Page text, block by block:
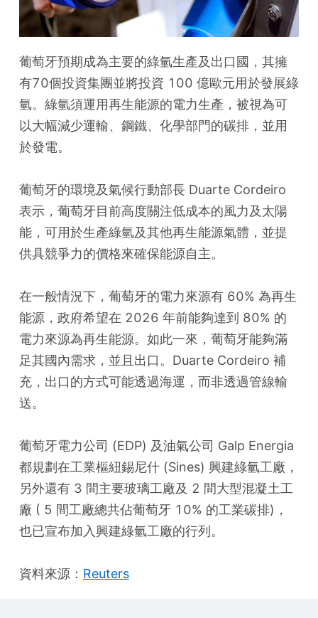
葡萄牙預期成為主要的綠氫生產及出口國，其擁
有70個投資集團並將投資 100 億歐元用於發展綠
氫。綠氫須運用再生能源的電力生產，被視為可
以大幅減少運輸、鋼鐵、化學部門的碳排，並用
於發電。
葡萄牙的環境及氣候行動部長 Duarte Cordeiro
表示，葡萄牙目前高度關注低成本的風力及太陽
能，可用於生產綠氫及其他再生能源氣體，並提
供具競爭力的價格來確保能源自主。
在一般情況下，葡萄牙的電力來源有 60% 為再生
能源，政府希望在 2026 年前能夠達到 80% 的
電力來源為再生能源。如此一來，葡萄牙能夠滿
足其國內需求，並且出口。Duarte Cordeiro 補
充，出口的方式可能透過海運，而非透過管線輸
送。
葡萄牙電力公司 (EDP) 及油氣公司 Galp Energia
都規劃在工業樞紐錫尼什 (Sines) 興建綠氫工廠，
另外還有 3 間主要玻璃工廠及 2 間大型混凝土工
廠 ( 5 間工廠總共佔葡萄牙 10% 的工業碳排)，
也已宣布加入興建綠氫工廠的行列。
資料來源： Reuters